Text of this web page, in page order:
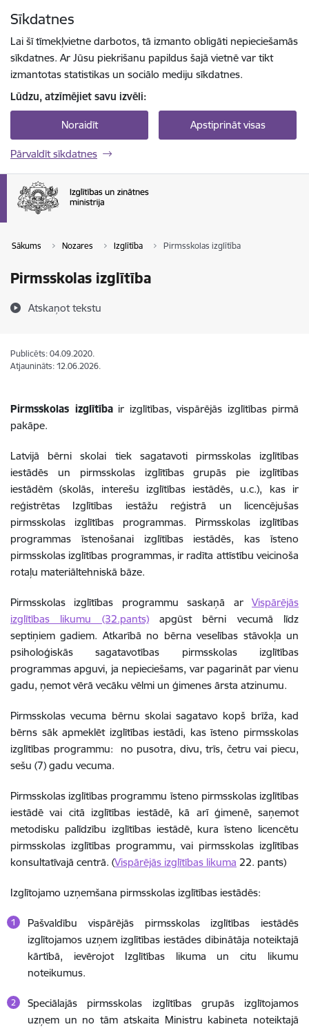
Sīkdatnes
Lai šī tīmekļvietne darbotos, tā izmanto obligāti nepieciešamās
sīkdatnes. Ar Jūsu piekrišanu papildus šajā vietnē var tikt
izmantotas statistikas un sociālo mediju sīkdatnes.
Lūdzu, atzīmējiet savu izvēli:
Noraidīt Apstiprināt visas
Pārvaldīt sīkdatnes
Sākums Nozares Izglītība Pirmsskolas izglītība
Pirmsskolas izglītība
Atskaņot tekstu
Publicēts: 04.09.2020.
Atjaunināts: 12.06.2026.
Pirmsskolas izglītībair izglītības, vispārējās izglītības pirmā
pakāpe.
Latvijā bērni skolai tiek sagatavoti pirmsskolas izglītības
iestādēs un pirmsskolas izglītības grupās pie izglītības
iestādēm (skolās, interešu izglītības iestādēs, u.c.), kas ir
reģistrētas Izglītības iestāžu reģistrā un licencējušas
pirmsskolas izglītības programmas. Pirmsskolas izglītības
programmas īstenošanai izglītības iestādēs, kas īsteno
pirmsskolas izglītības programmas, ir radīta attīstību veicinoša
rotaļu materiāltehniskā bāze.
Pirmsskolas izglītības programmu saskaņā ar Vispārējās
izglītības likumu (32.pants)apgūst bērni vecumā līdz
septiņiem gadiem. Atkarībā no bērna veselības stāvokļa un
psiholoģiskās sagatavotības pirmsskolas izglītības
programmas apguvi, ja nepieciešams, var pagarināt par vienu
gadu, ņemot vērā vecāku vēlmi un ģimenes ārsta atzinumu.
Pirmsskolas vecuma bērnu skolai sagatavo kopš brīža, kad
bērns sāk apmeklēt izglītības iestādi, kas īsteno pirmsskolas
izglītības programmu: no pusotra, divu, trīs, četru vai piecu,
sešu (7) gadu vecuma.
Pirmsskolas izglītības programmu īsteno pirmsskolas izglītības
iestādē vai citā izglītības iestādē, kā arī ģimenē, saņemot
metodisku palīdzību izglītības iestādē, kura īsteno licencētu
pirmsskolas izglītības programmu, vai pirmsskolas izglītības
konsultatīvajā centrā. (Vispārējās izglītības likuma 22. pants)
Izglītojamo uzņemšana pirmsskolas izglītības iestādēs:
Pašvaldību vispārējās pirmsskolas izglītības iestādēs
izglītojamos uzņem izglītības iestādes dibinātāja noteiktajā
kārtībā, ievērojot Izglītības likuma un citu likumu
noteikumus.
Speciālajās pirmsskolas izglītības grupās izglītojamos
uzņem un no tām atskaita Ministru kabineta noteiktajā